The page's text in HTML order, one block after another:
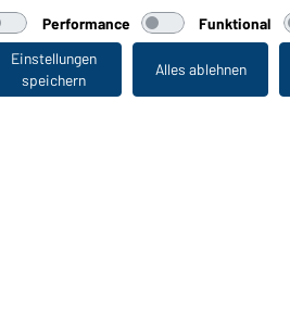
Art-Nr.:MB6156 Art-
Zuletzt angesehen
Performance Funktional
Einstellungen
speichern
Alles ablehnen